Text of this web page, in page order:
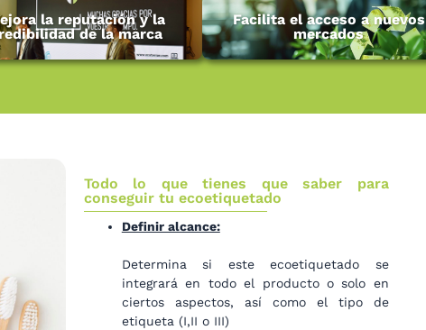
la reputación y la
de la marca
Facilita el acceso a nuevos
mercados
Todo lo que tienes que saber para
conseguir tu ecoetiquetado
Definir alcance:
Determina si este ecoetiquetado se
integrará en todo el producto o solo en
ciertos aspectos, así como el tipo de
etiqueta (I,II o III)